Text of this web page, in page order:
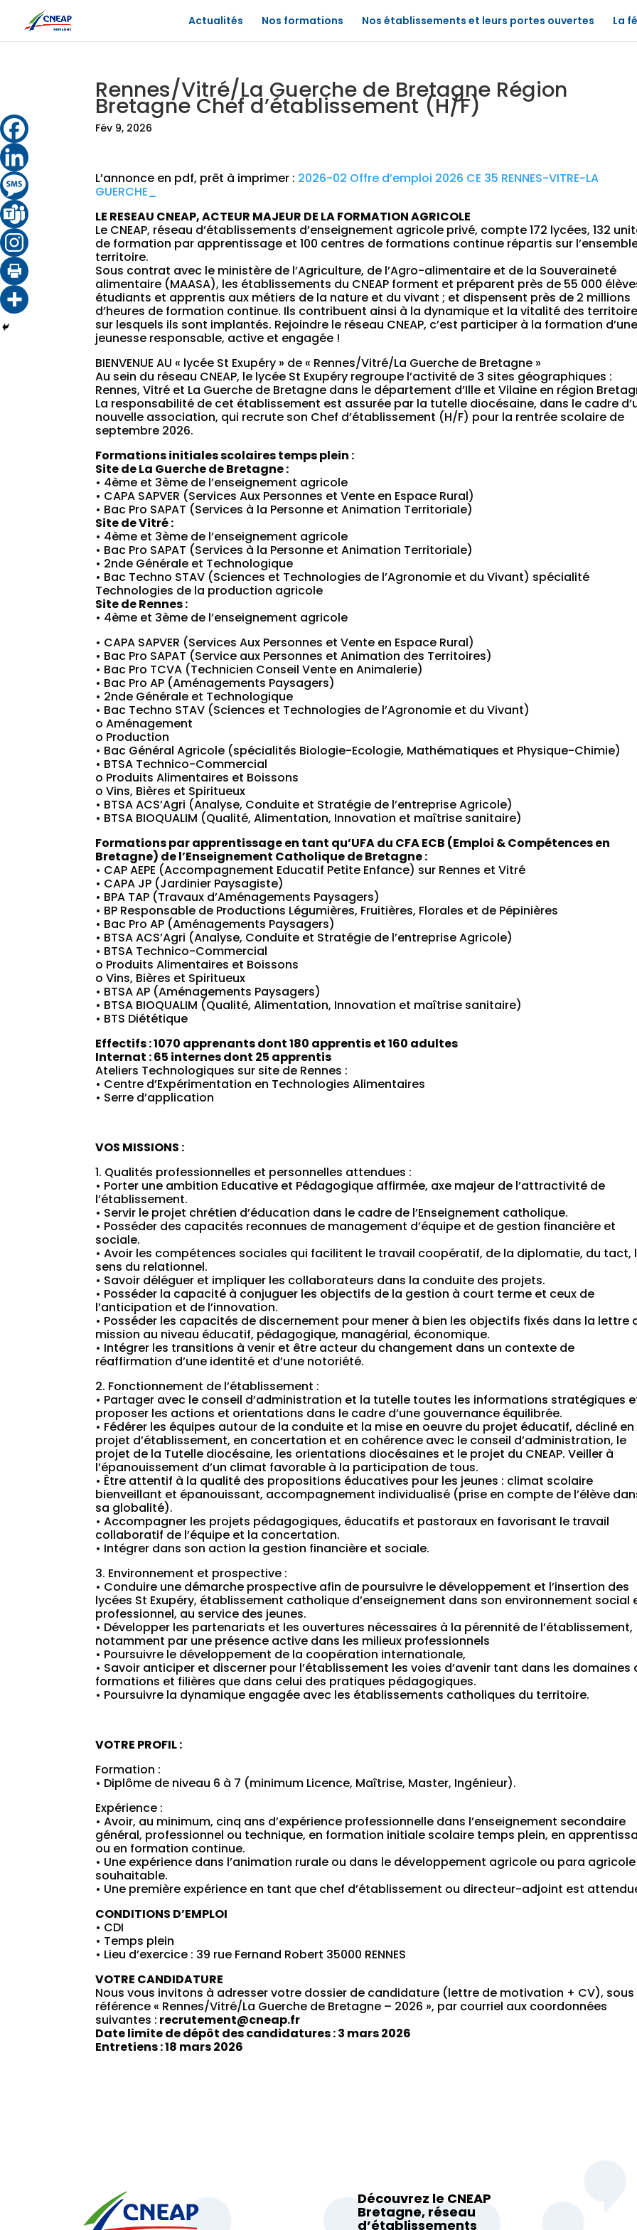
Actualités Nos formations Nos établissements et leurs portes ouvertes La
Rennes/Vitré/La Guerche de Bretagne Région
Bretagne Chef d’établissement (H/F)
Fév 9, 2026
L’annonce en pdf, prêt à imprimer : 2026-02 Offre d’emploi 2026 CE 35 RENNES-VITRE-LA
GUERCHE_
LE RESEAU CNEAP, ACTEUR MAJEUR DE LA FORMATION AGRICOLE
Le CNEAP, réseau d’établissements d’enseignement agricole privé, compte 172 lycées, 132
de formation par apprentissage et 100 centres de formations continue répartis sur
territoire.
Sous contrat avec le ministère de l’Agriculture, de l’Agro-alimentaire et de la Souveraineté
alimentaire (MAASA), les établissements du CNEAP forment et préparent près de 55 000
étudiants et apprentis aux métiers de la nature et du vivant ; et dispensent près de 2 millions
d’heures de formation continue. Ils contribuent ainsi à la dynamique et la vitalité des
sur lesquels ils sont implantés. Rejoindre le réseau CNEAP, c’est participer à la formation
jeunesse responsable, active et engagée !
BIENVENUE AU « lycée St Exupéry » de « Rennes/Vitré/La Guerche de Bretagne »
Au sein du réseau CNEAP, le lycée St Exupéry regroupe l’activité de 3 sites géographiques :
Rennes, Vitré et La Guerche de Bretagne dans le département d’Ille et Vilaine en région
La responsabilité de cet établissement est assurée par la tutelle diocésaine, dans le cadre
nouvelle association, qui recrute son Chef d’établissement (H/F) pour la rentrée scolaire de
septembre 2026.
Formations initiales scolaires temps plein :
Site de La Guerche de Bretagne :
• 4ème et 3ème de l’enseignement agricole
• CAPA SAPVER (Services Aux Personnes et Vente en Espace Rural)
• Bac Pro SAPAT (Services à la Personne et Animation Territoriale)
Site de Vitré :
• 4ème et 3ème de l’enseignement agricole
• Bac Pro SAPAT (Services à la Personne et Animation Territoriale)
• 2nde Générale et Technologique
• Bac Techno STAV (Sciences et Technologies de l’Agronomie et du Vivant) spécialité
Technologies de la production agricole
Site de Rennes :
• 4ème et 3ème de l’enseignement agricole
• CAPA SAPVER (Services Aux Personnes et Vente en Espace Rural)
• Bac Pro SAPAT (Service aux Personnes et Animation des Territoires)
• Bac Pro TCVA (Technicien Conseil Vente en Animalerie)
• Bac Pro AP (Aménagements Paysagers)
• 2nde Générale et Technologique
• Bac Techno STAV (Sciences et Technologies de l’Agronomie et du Vivant)
o Aménagement
o Production
• Bac Général Agricole (spécialités Biologie-Ecologie, Mathématiques et Physique-Chimie)
• BTSA Technico-Commercial
o Produits Alimentaires et Boissons
o Vins, Bières et Spiritueux
• BTSA ACS’Agri (Analyse, Conduite et Stratégie de l’entreprise Agricole)
• BTSA BIOQUALIM (Qualité, Alimentation, Innovation et maîtrise sanitaire)
Formations par apprentissage en tant qu’UFA du CFA ECB (Emploi & Compétences en
Bretagne) de l’Enseignement Catholique de Bretagne :
• CAP AEPE (Accompagnement Educatif Petite Enfance) sur Rennes et Vitré
• CAPA JP (Jardinier Paysagiste)
• BPA TAP (Travaux d’Aménagements Paysagers)
• BP Responsable de Productions Légumières, Fruitières, Florales et de Pépinières
• Bac Pro AP (Aménagements Paysagers)
• BTSA ACS’Agri (Analyse, Conduite et Stratégie de l’entreprise Agricole)
• BTSA Technico-Commercial
o Produits Alimentaires et Boissons
o Vins, Bières et Spiritueux
• BTSA AP (Aménagements Paysagers)
• BTSA BIOQUALIM (Qualité, Alimentation, Innovation et maîtrise sanitaire)
• BTS Diététique
Effectifs : 1070 apprenants dont 180 apprentis et 160 adultes
Internat : 65 internes dont 25 apprentis
Ateliers Technologiques sur site de Rennes :
• Centre d’Expérimentation en Technologies Alimentaires
• Serre d’application
VOS MISSIONS :
1. Qualités professionnelles et personnelles attendues :
• Porter une ambition Educative et Pédagogique affirmée, axe majeur de l’attractivité de
l’établissement.
• Servir le projet chrétien d’éducation dans le cadre de l’Enseignement catholique.
• Posséder des capacités reconnues de management d’équipe et de gestion financière et
sociale.
• Avoir les compétences sociales qui facilitent le travail coopératif, de la diplomatie, du tact,
sens du relationnel.
• Savoir déléguer et impliquer les collaborateurs dans la conduite des projets.
• Posséder la capacité à conjuguer les objectifs de la gestion à court terme et ceux de
l’anticipation et de l’innovation.
• Posséder les capacités de discernement pour mener à bien les objectifs fixés dans la lettre
mission au niveau éducatif, pédagogique, managérial, économique.
• Intégrer les transitions à venir et être acteur du changement dans un contexte de
réaffirmation d’une identité et d’une notoriété.
2. Fonctionnement de l’établissement :
• Partager avec le conseil d’administration et la tutelle toutes les informations stratégiques
proposer les actions et orientations dans le cadre d’une gouvernance équilibrée.
• Fédérer les équipes autour de la conduite et la mise en oeuvre du projet éducatif, décliné en
projet d’établissement, en concertation et en cohérence avec le conseil d’administration, le
projet de la Tutelle diocésaine, les orientations diocésaines et le projet du CNEAP. Veiller à
l’épanouissement d’un climat favorable à la participation de tous.
• Être attentif à la qualité des propositions éducatives pour les jeunes : climat scolaire
bienveillant et épanouissant, accompagnement individualisé (prise en compte de l’élève
sa globalité).
• Accompagner les projets pédagogiques, éducatifs et pastoraux en favorisant le travail
collaboratif de l’équipe et la concertation.
• Intégrer dans son action la gestion financière et sociale.
3. Environnement et prospective :
• Conduire une démarche prospective afin de poursuivre le développement et l’insertion des
lycées St Exupéry, établissement catholique d’enseignement dans son environnement social
professionnel, au service des jeunes.
• Développer les partenariats et les ouvertures nécessaires à la pérennité de l’établissement,
notamment par une présence active dans les milieux professionnels
• Poursuivre le développement de la coopération internationale,
• Savoir anticiper et discerner pour l’établissement les voies d’avenir tant dans les domaines
formations et filières que dans celui des pratiques pédagogiques.
• Poursuivre la dynamique engagée avec les établissements catholiques du territoire.
VOTRE PROFIL :
Formation :
• Diplôme de niveau 6 à 7 (minimum Licence, Maîtrise, Master, Ingénieur).
Expérience :
• Avoir, au minimum, cinq ans d’expérience professionnelle dans l’enseignement secondaire
général, professionnel ou technique, en formation initiale scolaire temps plein, en
ou en formation continue.
• Une expérience dans l’animation rurale ou dans le développement agricole ou para
souhaitable.
• Une première expérience en tant que chef d’établissement ou directeur-adjoint est
CONDITIONS D’EMPLOI
• CDI
• Temps plein
• Lieu d’exercice : 39 rue Fernand Robert 35000 RENNES
VOTRE CANDIDATURE
Nous vous invitons à adresser votre dossier de candidature (lettre de motivation + CV), sous
référence « Rennes/Vitré/La Guerche de Bretagne – 2026 », par courriel aux coordonnées
suivantes : recrutement@cneap.fr
Date limite de dépôt des candidatures : 3 mars 2026
Entretiens : 18 mars 2026
Découvrez le CNEAP
Bretagne, réseau
d’établissements